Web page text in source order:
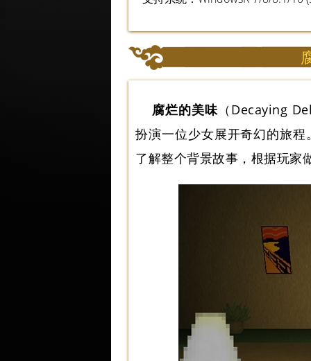
腐烂的美味 （Decaying
扮演一位少女展开奇幻的旅
了解整个背景故事，根据玩家